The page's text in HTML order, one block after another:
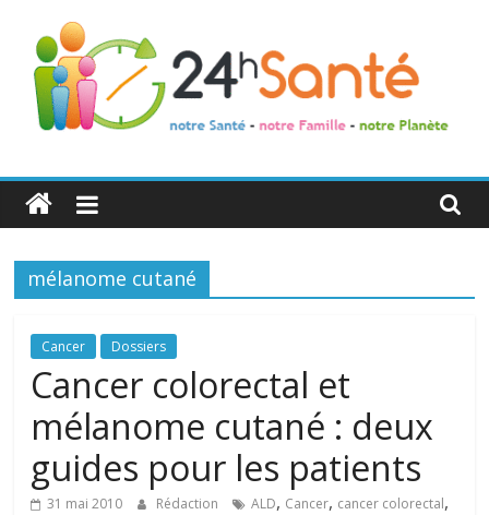
24h
Santé
La
de
toute
famille
mélanome cutané
Cancer Dossiers
Cancer colorectal et
mélanome cutané : deux
guides pour les patients
31 mai 2010 Rédaction ALD, Cancer, cancer colorectal,